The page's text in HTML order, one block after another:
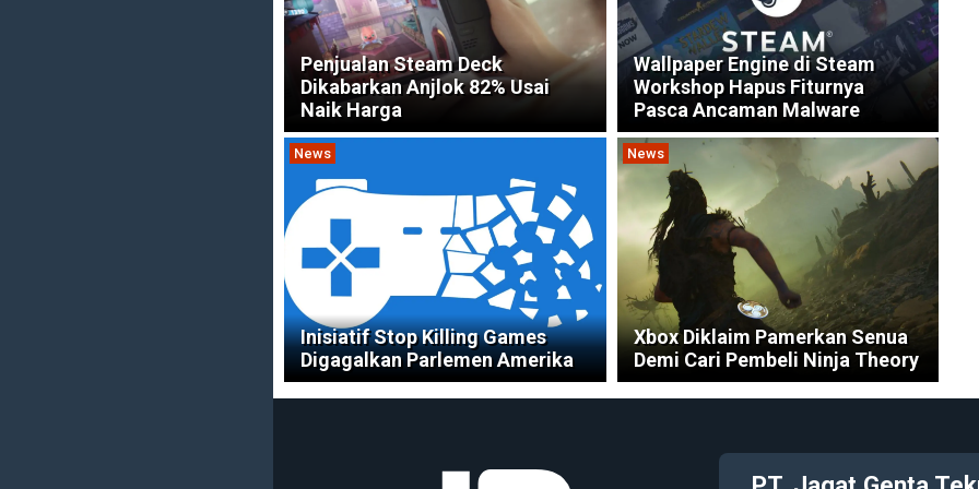
Penjualan Steam Deck
Dikabarkan Anjlok 82% Usai
Naik Harga
Wallpaper Engine di Steam
Workshop Hapus Fiturnya
Pasca Ancaman Malware
News
Inisiatif Stop Killing Games
Digagalkan Parlemen Amerika
News
Xbox Diklaim Pamerkan Senua
Demi Cari Pembeli Ninja Theory